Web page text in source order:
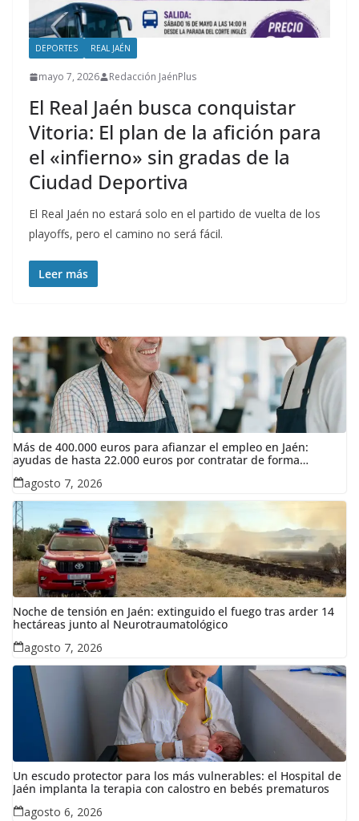
DEPORTES REAL JAÉN
mayo 7, 2026 Redacción JaénPlus
El Real Jaén busca conquistar
Vitoria: El plan de la afición para
el «infierno» sin gradas de la
Ciudad Deportiva
El Real Jaén no estará solo en el partido de vuelta de los
playoffs, pero el camino no será fácil.
Leer más
Más de 400.000 euros para afianzar el empleo en Jaén:
ayudas de hasta 22.000 euros por contratar de forma
indefinida
agosto 7, 2026
Noche de tensión en Jaén: extinguido el fuego tras arder 14
hectáreas junto al Neurotraumatológico
agosto 7, 2026
Un escudo protector para los más vulnerables: el Hospital de
Jaén implanta la terapia con calostro en bebés prematuros
agosto 6, 2026